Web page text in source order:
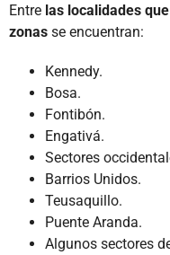
Entre las localidades
zonas se encuentran:
Kennedy.
Bosa.
Fontibón.
Engativá.
Sectores
Barrios Unidos.
Teusaquillo.
Puente Aranda.
Algunos sectores